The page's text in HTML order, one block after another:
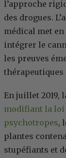
l’approche
des drogues.
médical met
intégrer le
les preuves
thérapeutiques
En juillet 2019,
modifiant la loi
psychotropes,
plantes
stupéfiants et